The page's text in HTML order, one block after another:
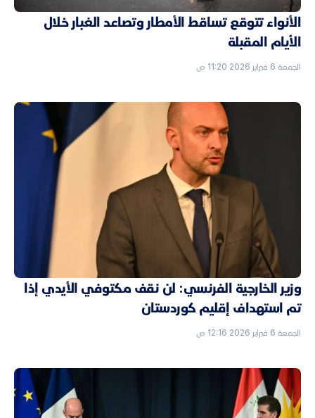
الأنواء تتوقع تساقط الأمطار وتصاعد الغبار خلال
الأيام المقبلة
الجمعة 6 فبراير 2026 11:20 ص
وزير الخارجية الفرنسي: لن نقف مكتوفي الأيدي إذا
تم استهداف إقليم كوردستان
الجمعة 6 فبراير 2026 12:16 ص